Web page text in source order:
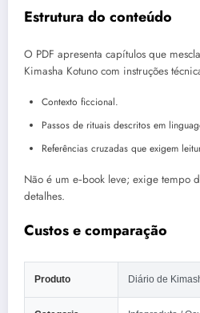
Estrutura do conteúdo
O PDF apresenta capítulos que
Kimasha Kotuno com instruções
Contexto ficcional.
Passos de rituais descritos em
Referências cruzadas que exigem
Não é um e‑book leve; exige tempo
detalhes.
Custos e comparação
Produto Diário de